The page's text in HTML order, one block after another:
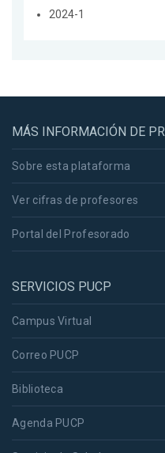
2024-1
MÁS INFORMACIÓN DE
Sobre esta plataforma
Ver cifras de profesores
Portal del Profesorado
SERVICIOS PUCP
Campus Virtual
Correo PUCP
Biblioteca
Agenda PUCP